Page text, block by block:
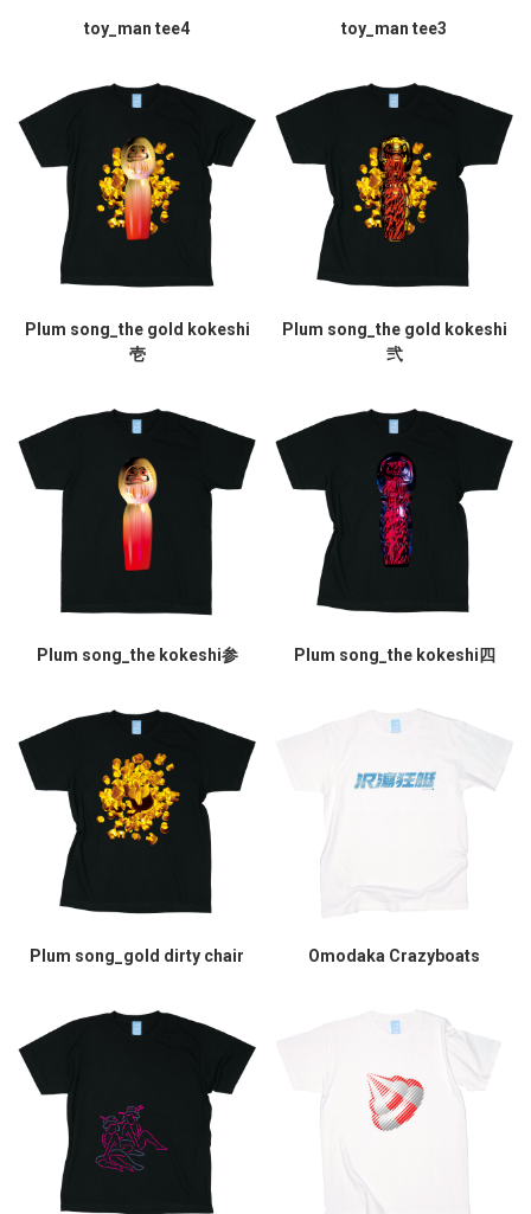
toy_man tee4 toy_man tee3
Plum song_the gold kokeshi
壱
Plum song_the gold kokeshi
弐
Plum song_the kokeshi参 Plum song_the kokeshi四
Plum song_gold dirty chair Omodaka Crazyboats